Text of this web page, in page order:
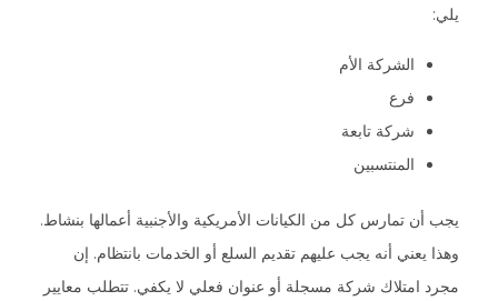
يلي:
الشركة الأم
فرع
شركة تابعة
المنتسبين
يجب أن تمارس كل من الكيانات الأمريكية والأجنبية أعمالها بنشاط.
وهذا يعني أنه يجب عليهم تقديم السلع أو الخدمات بانتظام. إن
مجرد امتلاك شركة مسجلة أو عنوان فعلي لا يكفي. تتطلب معايير